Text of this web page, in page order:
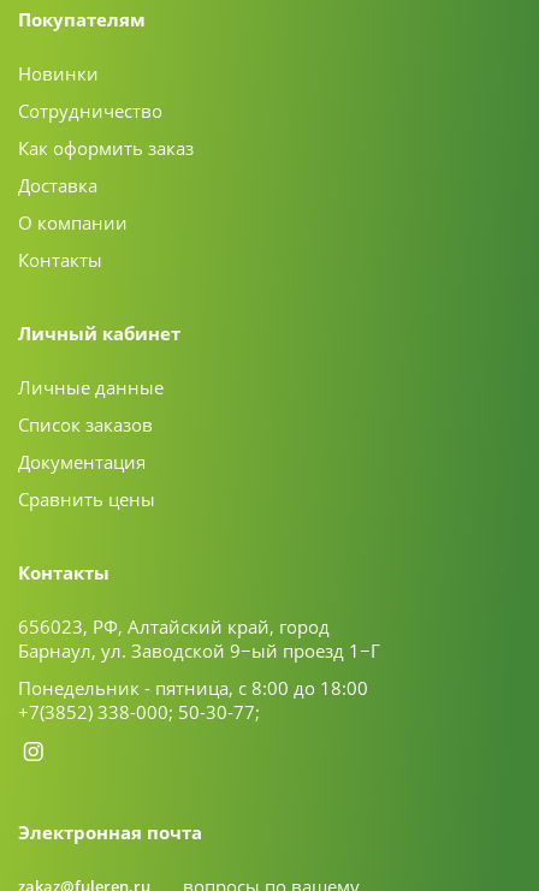
Покупателям
Новинки
Сотрудничество
Как оформить заказ
Доставка
О компании
Контакты
Личный кабинет
Личные данные
Список заказов
Документация
Сравнить цены
Контакты
656023, РФ, Алтайский край, город
Барнаул, ул. Заводской 9−ый проезд 1−Г
Понедельник - пятница, с 8:00 до 18:00
+7(3852) 338-000; 50-30-77;
Электронная почта
zakaz@fuleren.ru вопросы по вашему